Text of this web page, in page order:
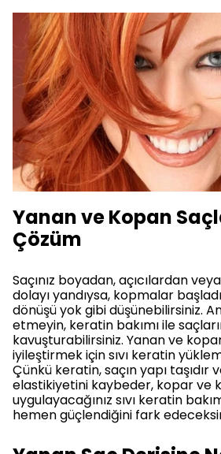
Yanan ve Kopan
Çözüm
Saçınız boyadan, açıcılardan
dolayı yandıysa, kopmalar
dönüşü yok gibi düşünebilirsiniz.
etmeyin, keratin bakımı ile
kavuşturabilirsiniz. Yanan ve
iyileştirmek için sıvı keratin
Çünkü keratin, saçın yapı taşıdır
elastikiyetini kaybeder, kopar ve
uygulayacağınız sıvı keratin
hemen güçlendiğini fark